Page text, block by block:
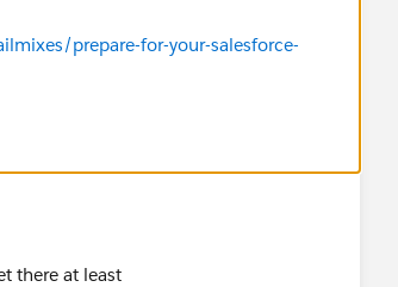
prepare-for-your-salesforce-
there at least